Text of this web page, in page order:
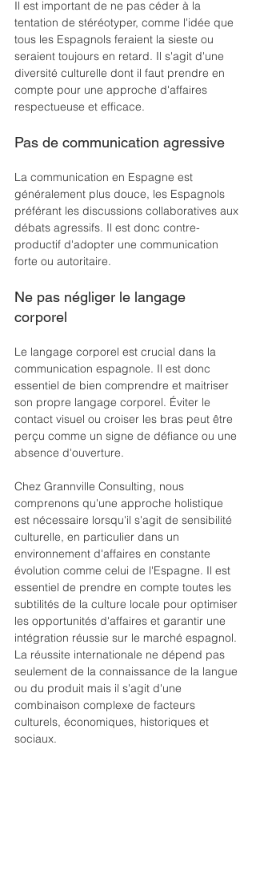
Il est important de ne pas céder à la
tentation de stéréotyper, comme l'idée que
tous les Espagnols feraient la sieste ou
seraient toujours en retard. Il s'agit d'une
diversité culturelle dont il faut prendre en
compte pour une approche d'affaires
respectueuse et efficace.
Pas de communication agressive
La communication en Espagne est
généralement plus douce, les Espagnols
préférant les discussions collaboratives aux
débats agressifs. Il est donc contre-
productif d'adopter une communication
forte ou autoritaire.
Ne pas négliger le langage
corporel
Le langage corporel est crucial dans la
communication espagnole. Il est donc
essentiel de bien comprendre et maitriser
son propre langage corporel. Éviter le
contact visuel ou croiser les bras peut être
perçu comme un signe de défiance ou une
absence d'ouverture.
Chez Grannville Consulting, nous
comprenons qu'une approche holistique
est nécessaire lorsqu'il s'agit de sensibilité
culturelle, en particulier dans un
environnement d'affaires en constante
évolution comme celui de l'Espagne. Il est
essentiel de prendre en compte toutes les
subtilités de la culture locale pour optimiser
les opportunités d'affaires et garantir une
intégration réussie sur le marché espagnol.
La réussite internationale ne dépend pas
seulement de la connaissance de la langue
ou du produit mais il s'agit d'une
combinaison complexe de facteurs
culturels, économiques, historiques et
sociaux.